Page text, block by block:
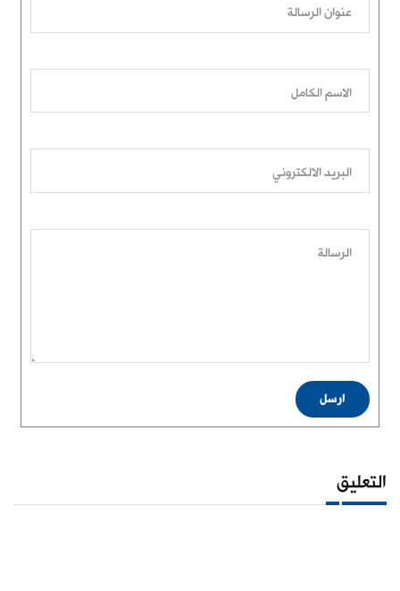
عنوان الرسالة
الاسم الكامل
البريد الالكتروني
الرسالة
ارسل
التعليق